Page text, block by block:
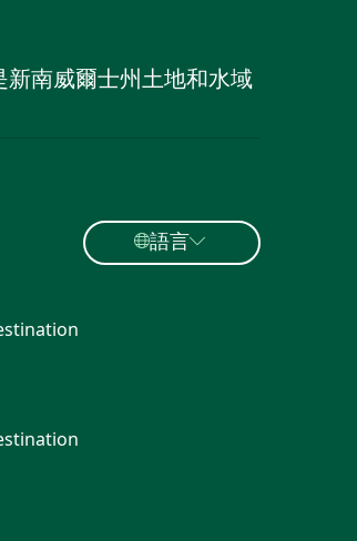
南威爾士州土地和水域
語言